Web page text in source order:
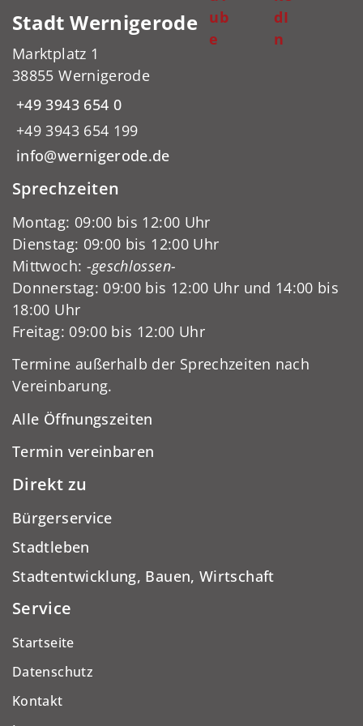
ub
e
dI
n
Stadt Wernigerode
Marktplatz 1
38855 Wernigerode
+49 3943 654 0
+49 3943 654 199
info@wernigerode.de
Sprechzeiten
Montag: 09:00 bis 12:00 Uhr
Dienstag: 09:00 bis 12:00 Uhr
Mittwoch: -geschlossen-
Donnerstag: 09:00 bis 12:00 Uhr und 14:00 bis
18:00 Uhr
Freitag: 09:00 bis 12:00 Uhr
Termine außerhalb der Sprechzeiten nach
Vereinbarung.
Alle Öffnungszeiten
Termin vereinbaren
Direkt zu
Bürgerservice
Stadtleben
Stadtentwicklung, Bauen, Wirtschaft
Service
Startseite
Datenschutz
Kontakt